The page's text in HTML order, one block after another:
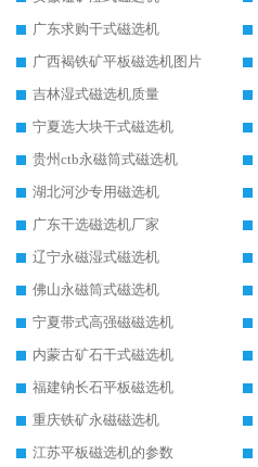
广东求购干式磁选机
广西褐铁矿平板磁选机图片
吉林湿式磁选机质量
宁夏选大块干式磁选机
贵州ctb永磁筒式磁选机
湖北河沙专用磁选机
广东干选磁选机厂家
辽宁永磁湿式磁选机
佛山永磁筒式磁选机
宁夏带式高强磁磁选机
内蒙古矿石干式磁选机
福建钠长石平板磁选机
重庆铁矿永磁磁选机
江苏平板磁选机的参数